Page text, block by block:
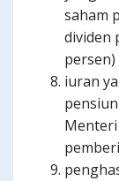
saham
dividen
iuran